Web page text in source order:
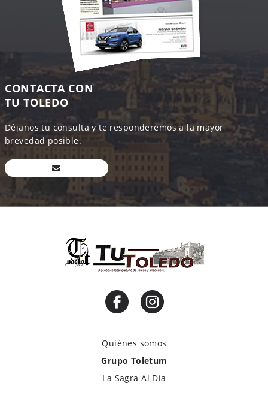
CONTACTA CON
TU TOLEDO
Déjanos tu consulta y te responderemos a la mayor
brevedad posible.
Quiénes somos
Grupo Toletum
La Sagra Al Día